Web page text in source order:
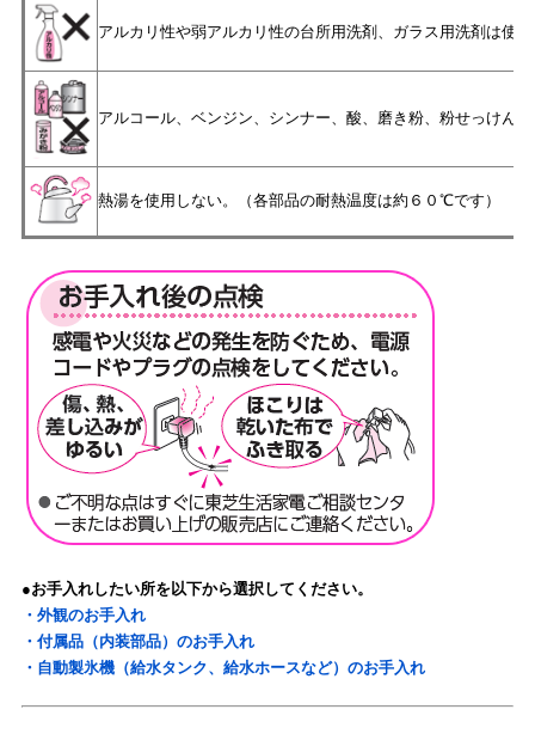
アルカリ性や弱アルカリ性の台所用洗剤、ガラス用洗剤は使
アルコール、ベンジン、シンナー、酸、磨き粉、粉せっけん
熱湯を使用しない。（各部品の耐熱温度は約６０℃です）
●お手入れしたい所を以下から選択してください。
・外観のお手入れ
・付属品（内装部品）のお手入れ
・自動製氷機（給水タンク、給水ホースなど）のお手入れ